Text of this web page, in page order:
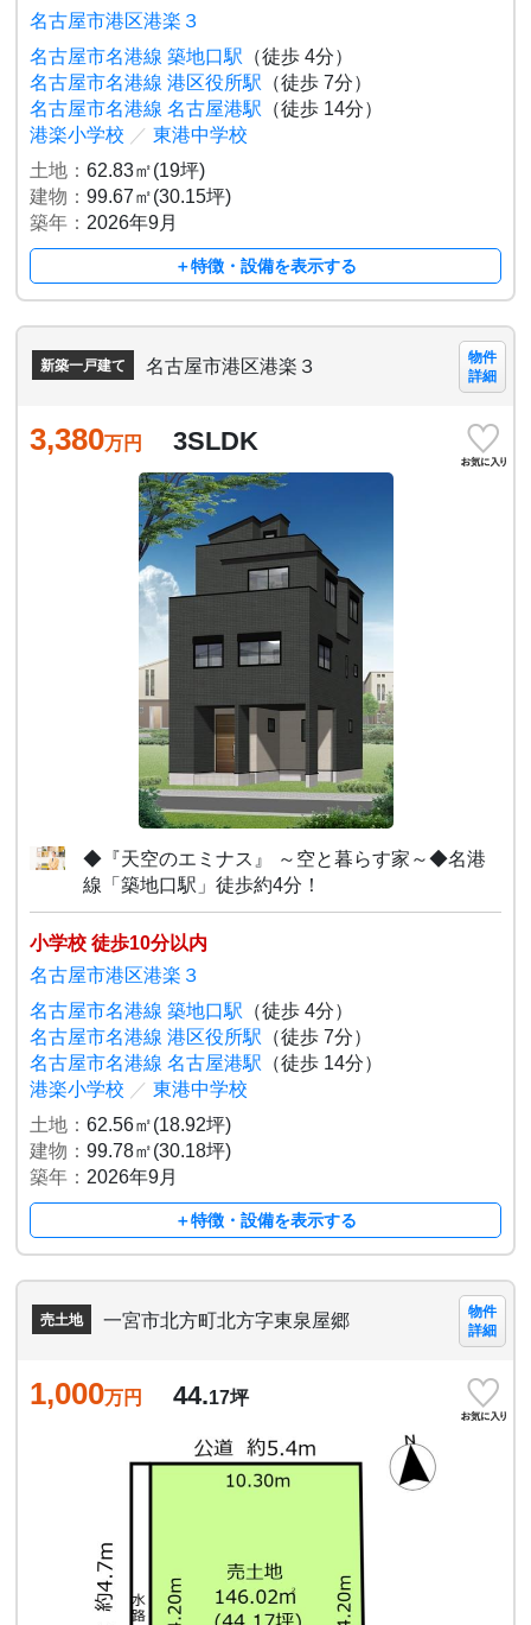
名古屋市港区港楽３
名古屋市名港線 築地口駅 （徒歩 4分）
名古屋市名港線 港区役所駅 （徒歩 7分）
名古屋市名港線 名古屋港駅 （徒歩 14分）
港楽小学校 ／ 東港中学校
土地：62.83㎡(19坪)
建物：99.67㎡(30.15坪)
築年： 2026年9月
＋特徴・設備を表示する
新築一戸建て 名古屋市港区港楽３
物件
詳細
3,380万円 3SLDK
◆『天空のエミナス』 ～空と暮らす家～◆名港
線「築地口駅」徒歩約4分！
小学校 徒歩10分以内
名古屋市港区港楽３
名古屋市名港線 築地口駅 （徒歩 4分）
名古屋市名港線 港区役所駅 （徒歩 7分）
名古屋市名港線 名古屋港駅 （徒歩 14分）
港楽小学校 ／ 東港中学校
土地：62.56㎡(18.92坪)
建物：99.78㎡(30.18坪)
築年： 2026年9月
＋特徴・設備を表示する
売土地 一宮市北方町北方字東泉屋郷
物件
詳細
1,000万円 44.17坪